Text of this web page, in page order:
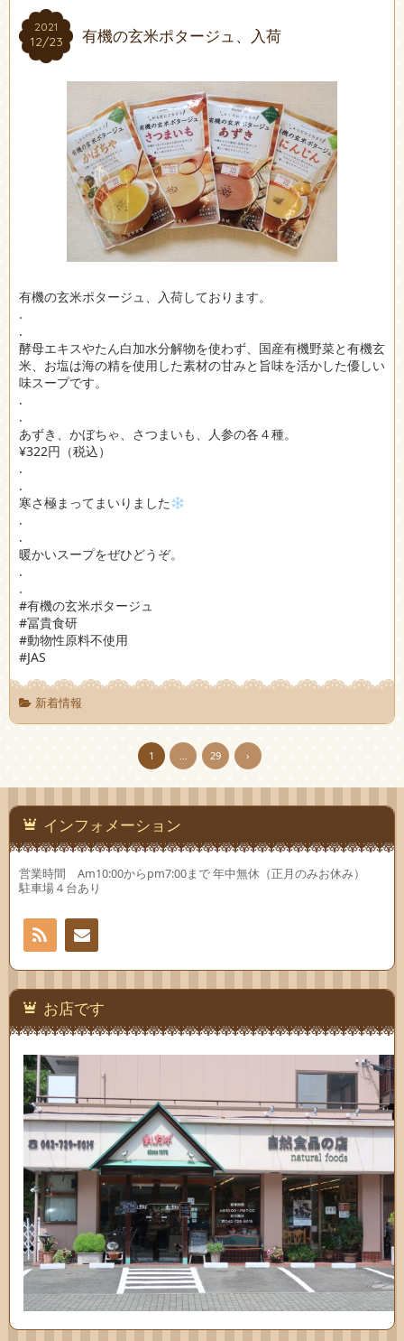
2021
12/23
2021
12/23 有機の玄米ポタージュ、入荷
有機の玄米ポタージュ、入荷しております。
.
.
酵母エキスやたん白加水分解物を使わず、国産有機野菜と有機玄
米、お塩は海の精を使用した素材の甘みと旨味を活かした優しい
味スープです。
.
.
あずき、かぼちゃ、さつまいも、人参の各４種。
¥322円（税込）
.
.
寒さ極まってまいりました
.
.
暖かいスープをぜひどうぞ。
.
.
#有機の玄米ポタージュ
#冨貴食研
#動物性原料不使用
#JAS
新着情報
1 … 29 ›
インフォメーション
営業時間 Am10:00からpm7:00まで 年中無休（正月のみお休み）
駐車場４台あり
お問
い合
わせ
お店です